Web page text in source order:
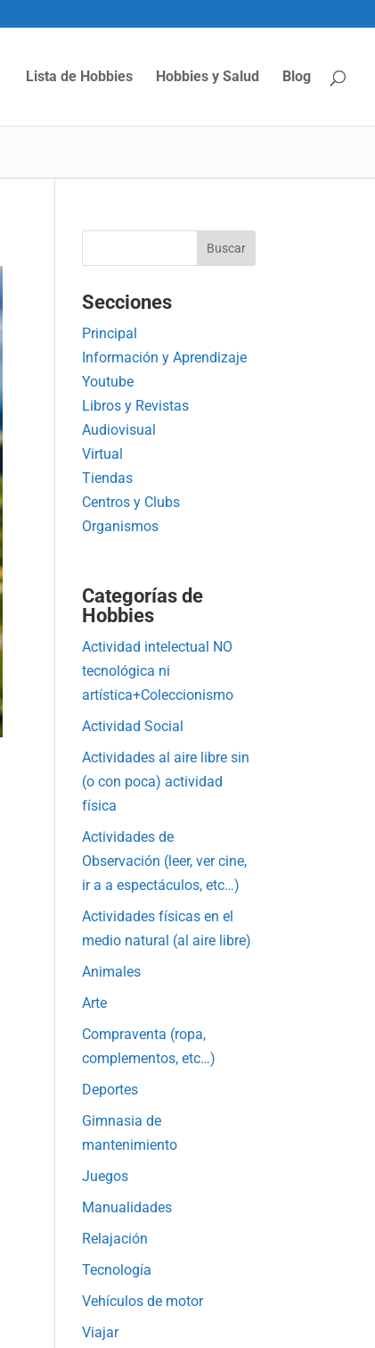
Lista de Hobbies Hobbies y Salud Blog
Secciones
Principal
Información y Aprendizaje
Youtube
Libros y Revistas
Audiovisual
Virtual
Tiendas
Centros y Clubs
Organismos
Categorías de
Hobbies
Actividad intelectual NO
tecnológica ni
artística+Coleccionismo
Actividad Social
Actividades al aire libre sin
(o con poca) actividad
física
Actividades de
Observación (leer, ver cine,
ir a a espectáculos, etc…)
Actividades físicas en el
medio natural (al aire libre)
Animales
Arte
Compraventa (ropa,
complementos, etc…)
Deportes
Gimnasia de
mantenimiento
Juegos
Manualidades
Relajación
Tecnología
Vehículos de motor
Viajar